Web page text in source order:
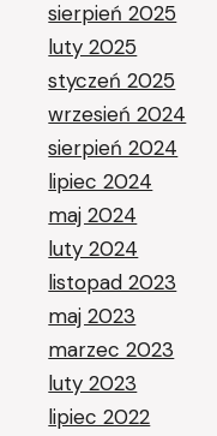
sierpień 2025
luty 2025
styczeń 2025
wrzesień 2024
sierpień 2024
lipiec 2024
maj 2024
luty 2024
listopad 2023
maj 2023
marzec 2023
luty 2023
lipiec 2022